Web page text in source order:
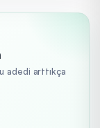
adedi arttıkça